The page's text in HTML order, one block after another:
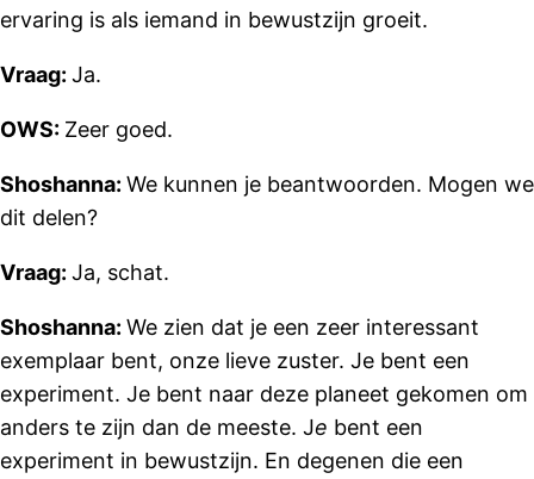
ervaring is als iemand in bewustzijn groeit.
Vraag: Ja.
OWS: Zeer goed.
Shoshanna: We kunnen je beantwoorden. Mogen we
dit delen?
Vraag: Ja, schat.
Shoshanna: We zien dat je een zeer interessant
exemplaar bent, onze lieve zuster. Je bent een
experiment. Je bent naar deze planeet gekomen om
anders te zijn dan de meeste. Je bent een
experiment in bewustzijn. En degenen die een